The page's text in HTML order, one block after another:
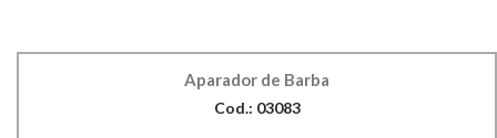
Aparador de Barba
Cod.: 03083